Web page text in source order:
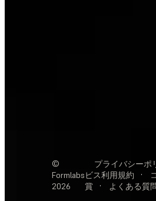
©
Formlabs
2026
プライバシーポ
ビス利用規約
·
賞
· よくある質